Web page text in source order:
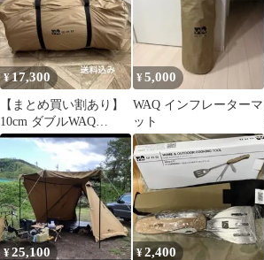
¥17,300
【まとめ買い割あり】
10cm ダブルWAQ
RELAXING CAMP MAT
¥5,000
WAQ インフレーターマ
ット
¥25,100 ¥2,400